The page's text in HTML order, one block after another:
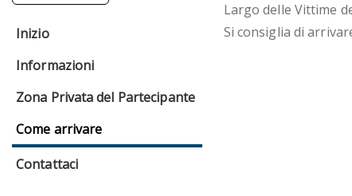
Inizio
Informazioni
Zona Privata del Partecipante
Come arrivare
Contattaci
Largo delle Vittime
Si consiglia di